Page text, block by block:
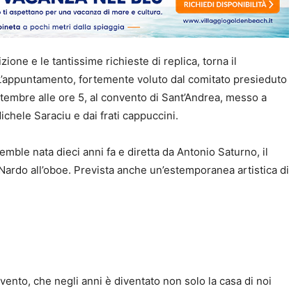
e le tantissime richieste di replica, torna il
fortemente voluto dal comitato presieduto
alle ore 5, al convento di Sant’Andrea, messo a
Saraciu e dai frati cappuccini.
nata dieci anni fa e diretta da Antonio Saturno, il
all’oboe. Prevista anche un’estemporanea artistica di
che negli anni è diventato non solo la casa di noi